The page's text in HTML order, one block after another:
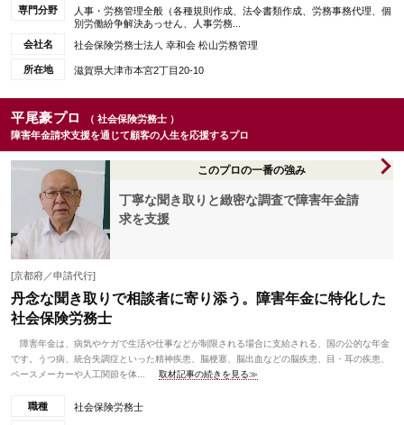
専門分野
人事・労務管理全般（各種規則作成、法令書類作成、労務事務代理、個
別労働紛争解決あっせん、人事労務...
会社名
社会保険労務士法人 幸和会 松山労務管理
所在地 滋賀県大津市本宮2丁目20-10
平尾豪プロ
（ 社会保険労務士 ）
障害年金請求支援を通じて顧客の人生を応援するプロ
このプロの一番の強み
丁寧な聞き取りと緻密な調査で障害年金請
求を支援
[京都府／申請代行]
丹念な聞き取りで相談者に寄り添う。障害年金に特化した
社会保険労務士
障害年金は、病気やケガで生活や仕事などが制限される場合に支給される、国の公的な年金
です。うつ病、統合失調症といった精神疾患、脳梗塞、脳出血などの脳疾患、目・耳の疾患、
ペースメーカーや人工関節を体...
取材記事の続きを見る≫
職種 社会保険労務士